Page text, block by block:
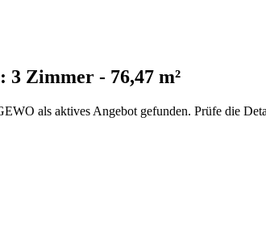
3 Zimmer - 76,47 m²
als aktives Angebot gefunden. Prüfe die